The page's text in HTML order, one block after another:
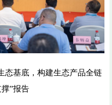
态基底，构建生态产品全链
”报告